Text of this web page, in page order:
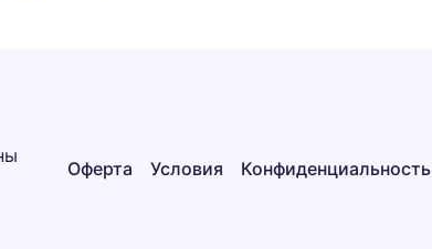
Оферта Условия Конфиденциальность